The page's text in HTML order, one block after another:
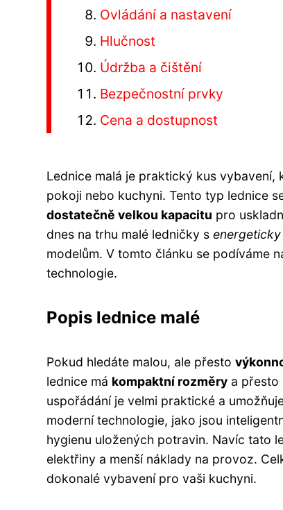
Ovládání a nastavení
Hlučnost
Údržba a čištění
Bezpečnostní prvky
Cena a dostupnost
Lednice malá je praktický kus
pokoji nebo kuchyni. Tento typ lednice
dostatečně velkou kapacitu pro
dnes na trhu malé ledničky s
modelům. V tomto článku se podíváme
technologie.
Popis lednice malé
Pokud hledáte malou, ale přesto
lednice má kompaktní rozměry a přesto
uspořádání je velmi praktické a
moderní technologie, jako jsou
hygienu uložených potravin. Navíc tato
elektřiny a menší náklady na provoz.
dokonalé vybavení pro vaši kuchyni.